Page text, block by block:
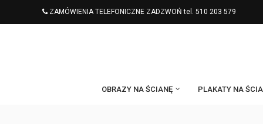
ZAMÓWIENIA TELEFONICZNE ZADZWOŃ tel. 510 203 579
OBRAZY NA ŚCIANĘ PLAKATY NA